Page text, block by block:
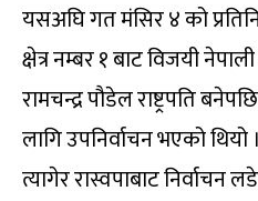
यसअघि गत मंसिर ४ को
क्षेत्र नम्बर १ बाट विजयी
रामचन्द्र पौडेल राष्ट्रपति
लागि उपनिर्वाचन भएको थियो
त्यागेर रास्वपाबाट निर्वाचन